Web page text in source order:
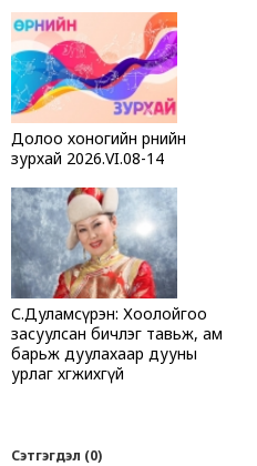
Долоо хоногийн өрнийн
зурхай 2026.VI.08-14
С.Дуламсүрэн: Хоолойгоо
засуулсан бичлэг тавьж, ам
барьж дуулахаар дууны
урлаг хөгжихгүй
Сэтгэгдэл (0)